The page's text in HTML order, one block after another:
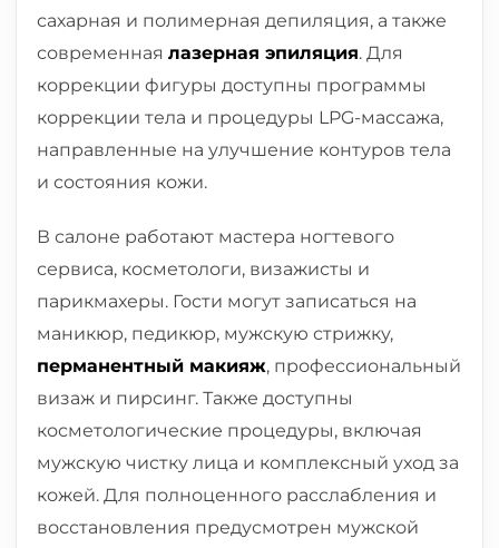
сахарная и полимерная депиляция, а также
современная лазерная эпиляция. Для
коррекции фигуры доступны программы
коррекции тела и процедуры LPG-массажа,
направленные на улучшение контуров тела
и состояния кожи.
В салоне работают мастера ногтевого
сервиса, косметологи, визажисты и
парикмахеры. Гости могут записаться на
маникюр, педикюр, мужскую стрижку,
перманентный макияж, профессиональный
визаж и пирсинг. Также доступны
косметологические процедуры, включая
мужскую чистку лица и комплексный уход за
кожей. Для полноценного расслабления и
восстановления предусмотрен мужской